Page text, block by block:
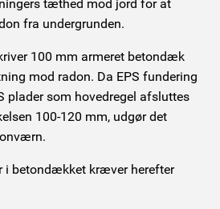
tæthed mod jord for at
fra undergrunden.
100 mm armeret betondæk
mod radon. Da EPS fundering
plader som hovedregel afsluttes
100-120 mm, udgør det
i betondækket kræver herefter